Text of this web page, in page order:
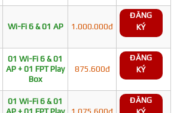
Wi-Fi 6 & 01 AP 1.000.000đ
ĐĂNG
KÝ
01 Wi-Fi 6 & 01
AP + 01 FPT Play
Box
875.600đ
ĐĂNG
KÝ
01 Wi-Fi 6 & 01
ĐĂNG